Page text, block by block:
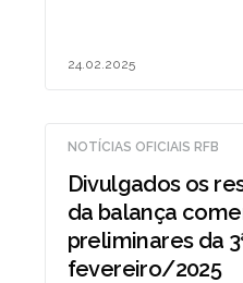
24.02.2025
NOTÍCIAS OFICIAIS RFB
Divulgados os
da balança
preliminares da
fevereiro/2025